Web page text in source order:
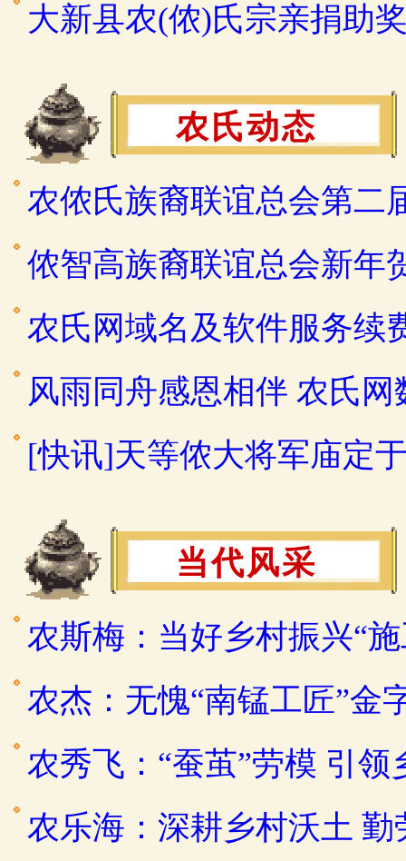
大新县农(侬)氏宗亲捐助
农氏动态
农侬氏族裔联谊总会第二
侬智高族裔联谊总会新年
农氏网域名及软件服务续
风雨同舟感恩相伴 农氏
[快讯]天等侬大将军庙定
当代风采
农斯梅：当好乡村振兴“
农杰：无愧“南锰工匠”金
农秀飞：“蚕茧”劳模 引
农乐海：深耕乡村沃土